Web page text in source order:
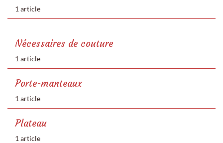
1 article
Nécessaires de couture
1 article
Porte-manteaux
1 article
Plateau
1 article